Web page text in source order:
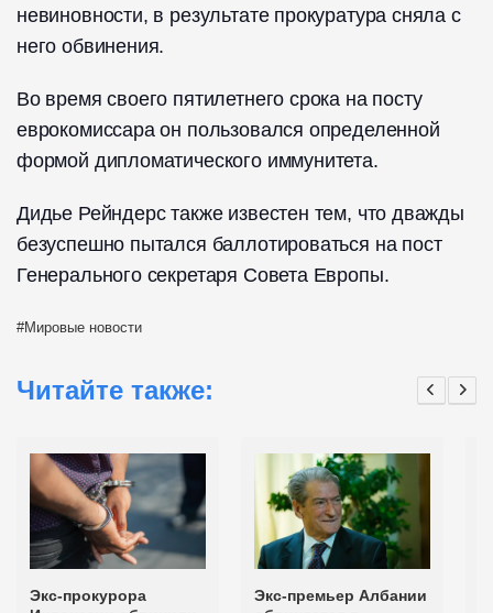
невиновности, в результате прокуратура сняла с
него обвинения.
Во время своего пятилетнего срока на посту
еврокомиссара он пользовался определенной
формой дипломатического иммунитета.
Дидье Рейндерс также известен тем, что дважды
безуспешно пытался баллотироваться на пост
Генерального секретаря Совета Европы.
Мировые новости
Читайте также:
Экс-прокурора
Экс-премьер Албании